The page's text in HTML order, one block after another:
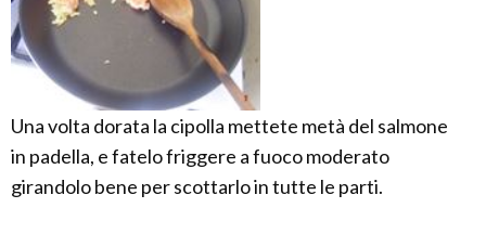
Una volta dorata la cipolla mettete metà del salmone
in padella, e fatelo friggere a fuoco moderato
girandolo bene per scottarlo in tutte le parti.